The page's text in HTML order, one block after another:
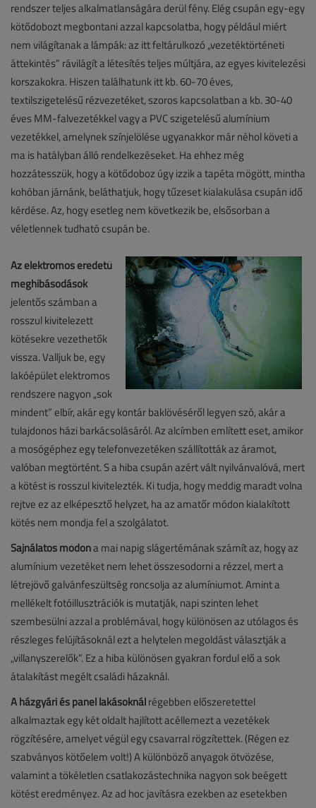
rendszer teljes alkalmatlanságára derül fény. Elég csupán egy-egy
kötődobozt megbontani azzal kapcsolatba, hogy például miért
nem világítanak a lámpák: az itt feltárulkozó „vezetéktörténeti
áttekintés” rávilágít a létesítés teljes múltjára, az egyes kivitelezési
korszakokra. Hiszen találhatunk itt kb. 60-70 éves,
textilszigetelésű rézvezetéket, szoros kapcsolatban a kb. 30-40
éves MM-falvezetékkel vagy a PVC szigetelésű alumínium
vezetékkel, amelynek színjelölése ugyanakkor már néhol követi a
ma is hatályban álló rendelkezéseket. Ha ehhez még
hozzátesszük, hogy a kötődoboz úgy izzik a tapéta mögött, mintha
kohóban járnánk, beláthatjuk, hogy tűzeset kialakulása csupán idő
kérdése. Az, hogy esetleg nem következik be, elsősorban a
véletlennek tudható csupán be.
Az elektromos eredetű
meghibásodások
jelentős számban a
rosszul kivitelezett
kötésekre vezethetők
vissza. Valljuk be, egy
lakóépület elektromos
rendszere nagyon „sok
mindent” elbír, akár egy kontár baklövéséről legyen szó, akár a
tulajdonos házi barkácsolásáról. Az alcímben említett eset, amikor
a mosógéphez egy telefonvezetéken szállították az áramot,
valóban megtörtént. S a hiba csupán azért vált nyilvánvalóvá, mert
a kötést is rosszul kivitelezték. Ki tudja, hogy meddig maradt volna
rejtve ez az elképesztő helyzet, ha az amatőr módon kialakított
kötés nem mondja fel a szolgálatot.
Sajnálatos módona mai napig slágertémának számít az, hogy az
alumínium vezetéket nem lehet összesodorni a rézzel, mert a
létrejövő galvánfeszültség roncsolja az alumíniumot. Amint a
mellékelt fotóillusztrációk is mutatják, napi szinten lehet
szembesülni azzal a problémával, hogy különösen az utólagos és
részleges felújításoknál ezt a helytelen megoldást választják a
„villanyszerelők”. Ez a hiba különösen gyakran fordul elő a sok
átalakítást megélt családi házaknál.
A házgyári és panel lakásoknálrégebben előszeretettel
alkalmaztak egy két oldalt hajlított acéllemezt a vezetékek
rögzítésére, amelyet végül egy csavarral rögzítettek. (Régen ez
szabványos kötőelem volt!) A különböző anyagok ötvözése,
valamint a tökéletlen csatlakozástechnika nagyon sok beégett
kötést eredményez. Az ad hoc javításra ezekben az esetekben